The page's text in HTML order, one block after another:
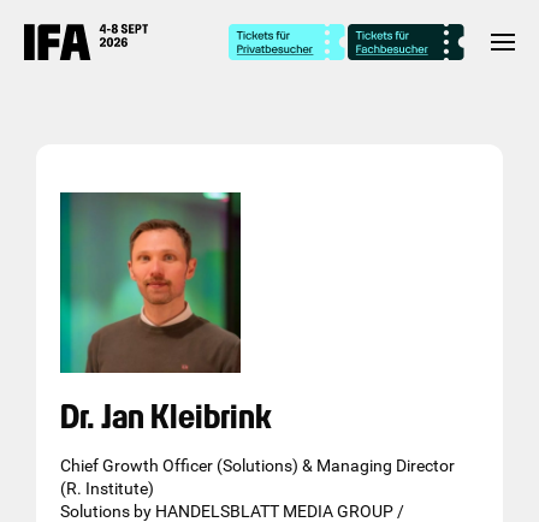
Dr. Jan Kleibrink
Chief Growth Officer (Solutions) & Managing Director
(R. Institute)
Solutions by HANDELSBLATT MEDIA GROUP /